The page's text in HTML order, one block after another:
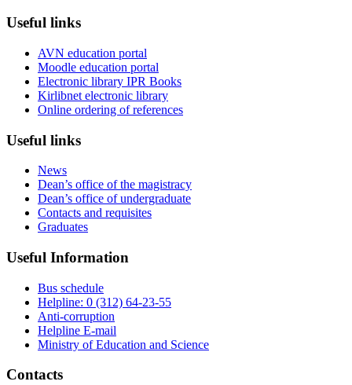
Useful links
AVN education portal
Moodle education portal
Electronic library IPR Books
Kirlibnet electronic library
Online ordering of references
Useful links
News
Dean’s office of the magistracy
Dean’s office of undergraduate
Contacts and requisites
Graduates
Useful Information
Bus schedule
Helpline: 0 (312) 64-23-55
Anti-corruption
Helpline E-mail
Ministry of Education and Science
Contacts